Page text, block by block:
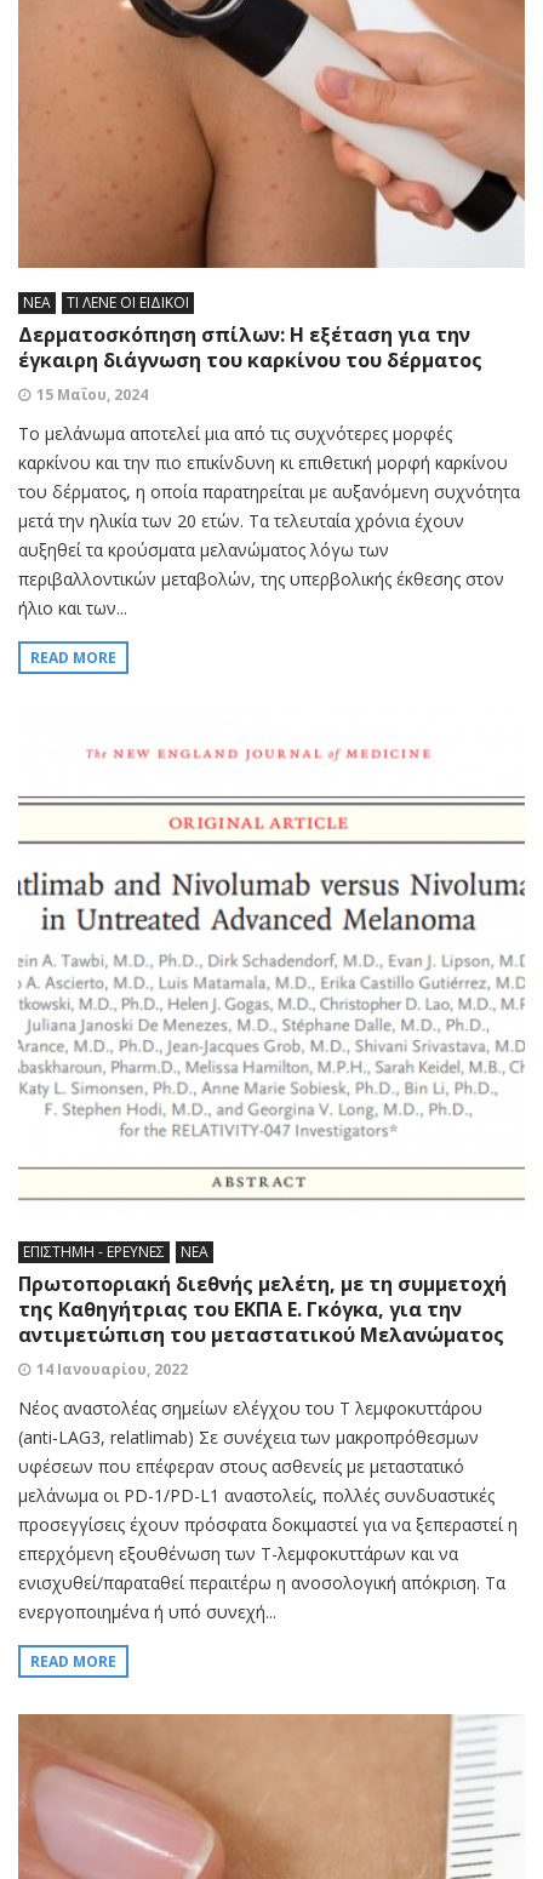
ΝΕΑ ΤΙ ΛΕΝΕ ΟΙ ΕΙΔΙΚΟΙ
Δερματοσκόπηση σπίλων: Η εξέταση για την
έγκαιρη διάγνωση του καρκίνου του δέρματος
15 Μαΐου, 2024
Το μελάνωμα αποτελεί μια από τις συχνότερες μορφές
καρκίνου και την πιο επικίνδυνη κι επιθετική μορφή καρκίνου
του δέρματος, η οποία παρατηρείται με αυξανόμενη συχνότητα
μετά την ηλικία των 20 ετών. Τα τελευταία χρόνια έχουν
αυξηθεί τα κρούσματα μελανώματος λόγω των
περιβαλλοντικών μεταβολών, της υπερβολικής έκθεσης στον
ήλιο και των...
READ MORE
ΕΠΙΣΤΗΜΗ - ΕΡΕΥΝΕΣ ΝΕΑ
Πρωτοποριακή διεθνής μελέτη, με τη συμμετοχή
της Καθηγήτριας του ΕΚΠΑ Ε. Γκόγκα, για την
αντιμετώπιση του μεταστατικού Μελανώματος
14 Ιανουαρίου, 2022
Νέος αναστολέας σημείων ελέγχου του Τ λεμφοκυττάρου
(anti-LAG3, relatlimab) Σε συνέχεια των μακροπρόθεσμων
υφέσεων που επέφεραν στους ασθενείς με μεταστατικό
μελάνωμα οι PD-1/PD-L1 αναστολείς, πολλές συνδυαστικές
προσεγγίσεις έχουν πρόσφατα δοκιμαστεί για να ξεπεραστεί η
επερχόμενη εξουθένωση των T-λεμφοκυττάρων και να
ενισχυθεί/παραταθεί περαιτέρω η ανοσολογική απόκριση. Τα
ενεργοποιημένα ή υπό συνεχή...
READ MORE